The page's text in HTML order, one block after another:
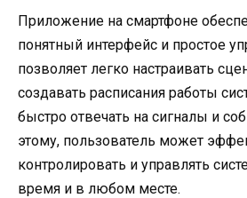
Приложение на смартфоне
понятный интерфейс и простое
позволяет легко настраивать
создавать расписания работы
быстро отвечать на сигналы и
этому, пользователь может
контролировать и управлять
время и в любом месте.